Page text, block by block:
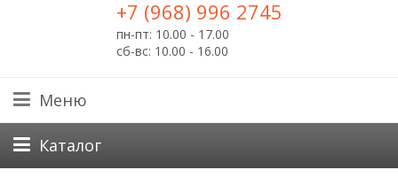
+7 (968) 996 2745
пн-пт: 10.00 - 17.00
сб-вс: 10.00 - 16.00
Меню
Каталог